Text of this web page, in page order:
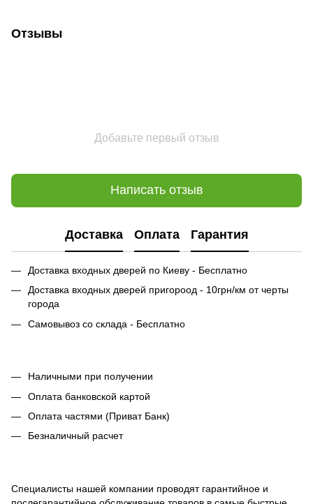
Отзывы
Добавьте первый отзыв
Написать отзыв
Доставка Оплата Гарантия
Доставка входных дверей по Киеву - Бесплатно
Доставка входных дверей пригороод - 10грн/км от черты
города
Самовывоз со склада - Бесплатно
Наличными при получении
Оплата банковской картой
Оплата частями (Приват Банк)
Безналичный расчет
Специалисты нашей компании проводят гарантийное и